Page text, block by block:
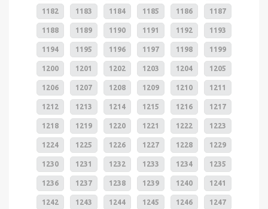
1182 1183 1184 1185 1186 1187
1188 1189 1190 1191 1192 1193
1194 1195 1196 1197 1198 1199
1200 1201 1202 1203 1204 1205
1206 1207 1208 1209 1210 1211
1212 1213 1214 1215 1216 1217
1218 1219 1220 1221 1222 1223
1224 1225 1226 1227 1228 1229
1230 1231 1232 1233 1234 1235
1236 1237 1238 1239 1240 1241
1242 1243 1244 1245 1246 1247